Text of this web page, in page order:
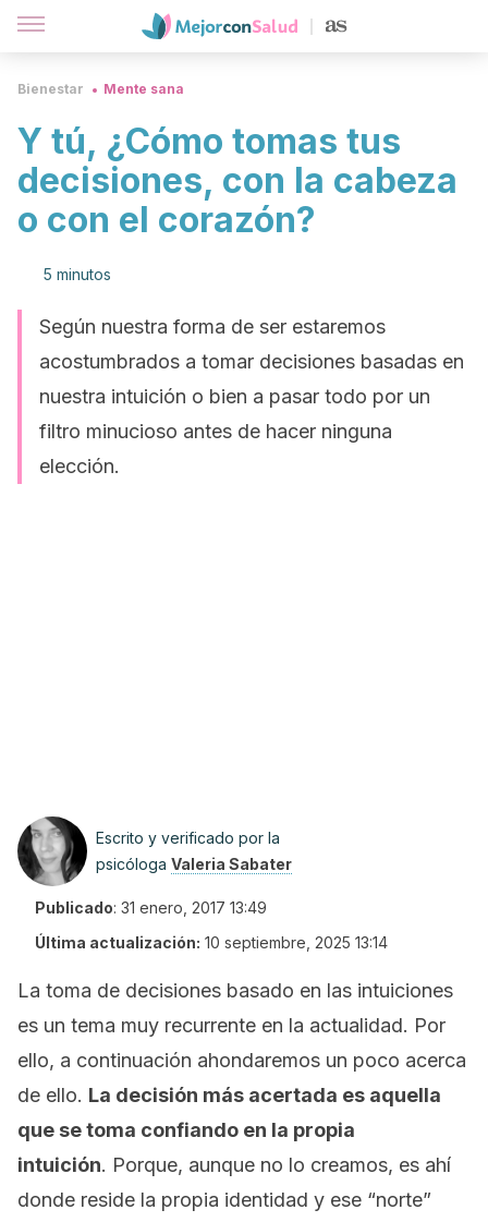
Bienestar Mente sana
Y tú, ¿Cómo tomas tus
decisiones, con la cabeza
o con el corazón?
5 minutos
Según nuestra forma de ser estaremos
acostumbrados a tomar decisiones basadas en
nuestra intuición o bien a pasar todo por un
filtro minucioso antes de hacer ninguna
elección.
Escrito y verificado por la
psicóloga Valeria Sabater
Publicado: 31 enero, 2017 13:49
Última actualización: 10 septiembre, 2025 13:14
La toma de decisiones basado en las intuiciones
es un tema muy recurrente en la actualidad. Por
ello, a continuación ahondaremos un poco acerca
de ello. La decisión más acertada es aquella
que se toma confiando en la propia
intuición. Porque, aunque no lo creamos, es ahí
donde reside la propia identidad y ese “norte”